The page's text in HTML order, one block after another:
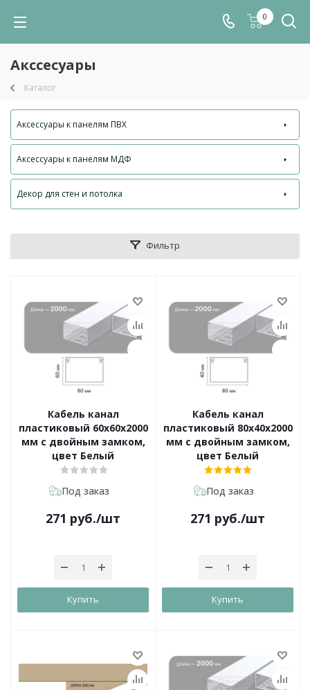
0
Акссесуары
Каталог
Аксессуары к панелям ПВХ
Аксессуары к панелям МДФ
Декор для стен и потолка
Фильтр
Кабель канал
пластиковый 60х60х2000
мм с двойным замком,
цвет Белый
Под заказ
271 руб./шт
Купить
Кабель канал
пластиковый 80х40х2000
мм с двойным замком,
цвет Белый
Под заказ
271 руб./шт
Купить